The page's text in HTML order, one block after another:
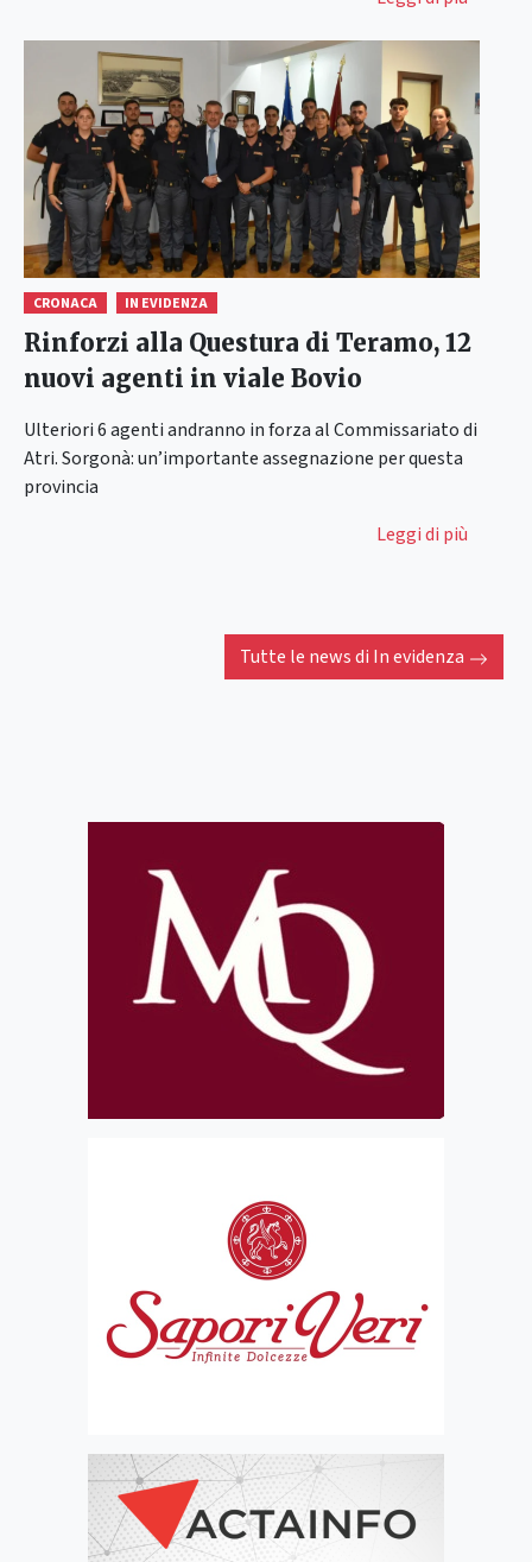
CRONACA IN EVIDENZA
Rinforzi alla Questura di Teramo, 12
nuovi agenti in viale Bovio
Ulteriori 6 agenti andranno in forza al Commissariato di
Atri. Sorgonà: un’importante assegnazione per questa
provincia
Leggi di più
Tutte le news di In evidenza